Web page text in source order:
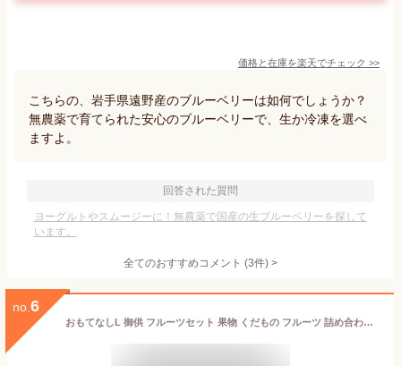
価格と在庫を楽天でチェック >>
こちらの、岩手県遠野産のブルーベリーは如何でしょうか？
無農薬で育てられた安心のブルーベリーで、生か冷凍を選べ
ますよ。
回答された質問
ヨーグルトやスムージーに！無農薬で国産の生ブルーベリーを探して
います。
全てのおすすめコメント (3件) >
no. 6
おもてなしL 御供 フルーツセット 果物 くだもの フルーツ 詰め合わせ 供物 お返し 引出物 引き出物 志 お供え 粗供養 御仏前 御佛前 御霊前 仏事 葬儀 家族葬 お悔み 四十九日 法事 法要 お彼岸